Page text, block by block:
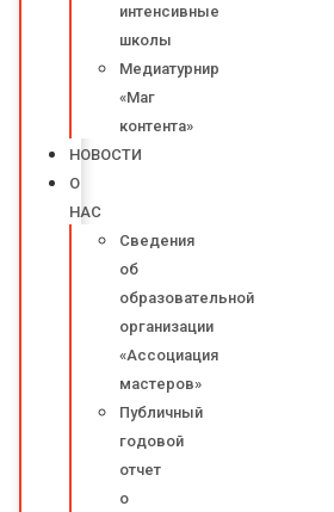
интенсивные
школы
Медиатурнир
«Маг
контента»
НОВОСТИ
О
НАС
Сведения
об
образовательной
организации
«Ассоциация
мастеров»
Публичный
годовой
отчет
о